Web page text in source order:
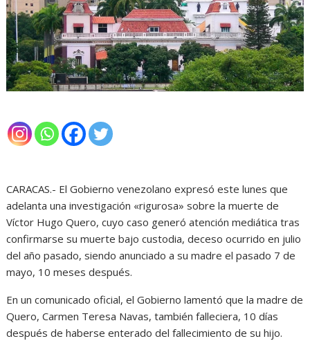
CARACAS.- El Gobierno venezolano expresó este lunes que
adelanta una investigación «rigurosa» sobre la muerte de
Víctor Hugo Quero, cuyo caso generó atención mediática tras
confirmarse su muerte bajo custodia, deceso ocurrido en julio
del año pasado, siendo anunciado a su madre el pasado 7 de
mayo, 10 meses después.
En un comunicado oficial, el Gobierno lamentó que la madre de
Quero, Carmen Teresa Navas, también falleciera, 10 días
después de haberse enterado del fallecimiento de su hijo.